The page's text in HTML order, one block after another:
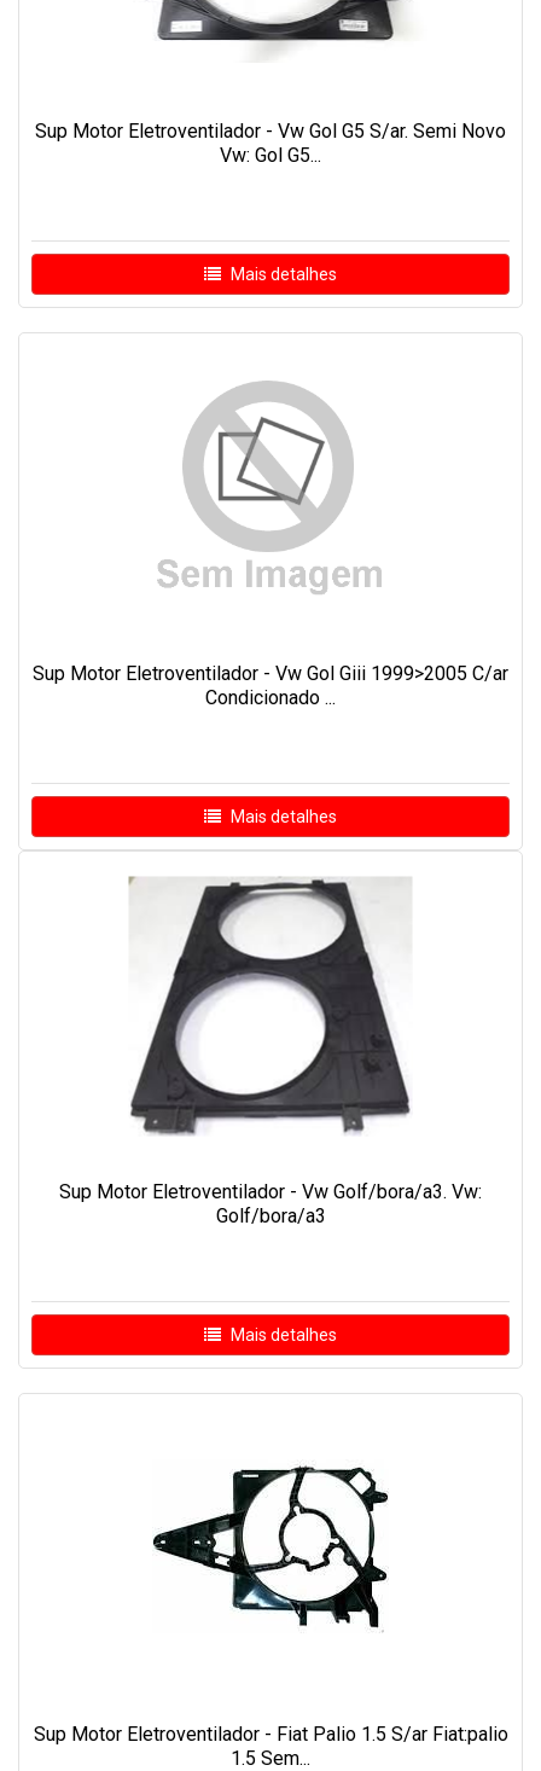
Sup Motor Eletroventilador - Vw Gol G5 S/ar. Semi Novo
Vw: Gol G5...
Mais detalhes
Sup Motor Eletroventilador - Vw Gol Giii 1999>2005 C/ar
Condicionado ...
Mais detalhes
Sup Motor Eletroventilador - Vw Golf/bora/a3. Vw:
Golf/bora/a3
Mais detalhes
Sup Motor Eletroventilador - Fiat Palio 1.5 S/ar Fiat:palio
1.5 Sem...